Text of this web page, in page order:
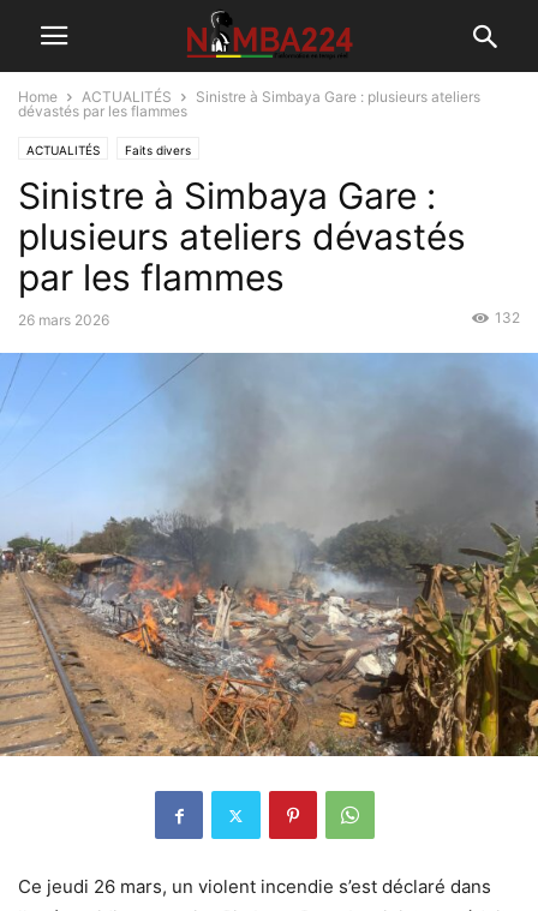
Home ACTUALITÉS
Sinistre à Simbaya Gare : plusieurs ateliers
dévastés par les flammes
ACTUALITÉS Faits divers
Sinistre à Simbaya Gare :
plusieurs ateliers dévastés
par les flammes
26 mars 2026 132
Ce jeudi 26 mars, un violent incendie s’est déclaré dans